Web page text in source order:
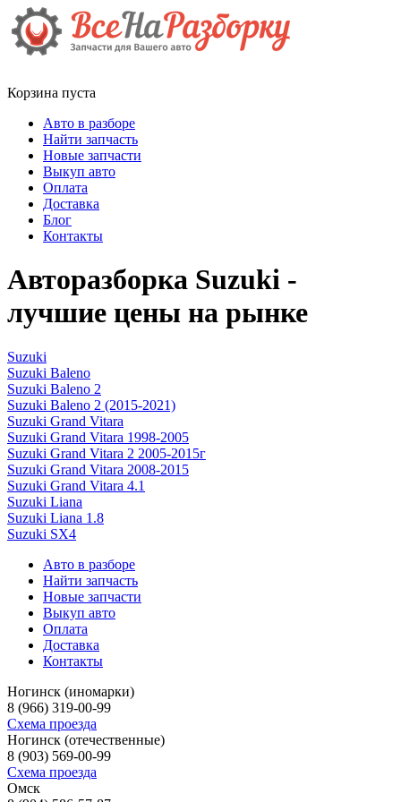
Корзина пуста
Авто в разборе
Найти запчасть
Новые запчасти
Выкуп авто
Оплата
Доставка
Блог
Контакты
Авторазборка Suzuki -
лучшие цены на рынке
Suzuki
Suzuki Baleno
Suzuki Baleno 2
Suzuki Baleno 2 (2015-2021)
Suzuki Grand Vitara
Suzuki Grand Vitara 1998-2005
Suzuki Grand Vitara 2 2005-2015г
Suzuki Grand Vitara 2008-2015
Suzuki Grand Vitara 4.1
Suzuki Liana
Suzuki Liana 1.8
Suzuki SX4
Авто в разборе
Найти запчасть
Новые запчасти
Выкуп авто
Оплата
Доставка
Контакты
Ногинск (иномарки)
8 (966) 319-00-99
Схема проезда
Ногинск (отечественные)
8 (903) 569-00-99
Схема проезда
Омск